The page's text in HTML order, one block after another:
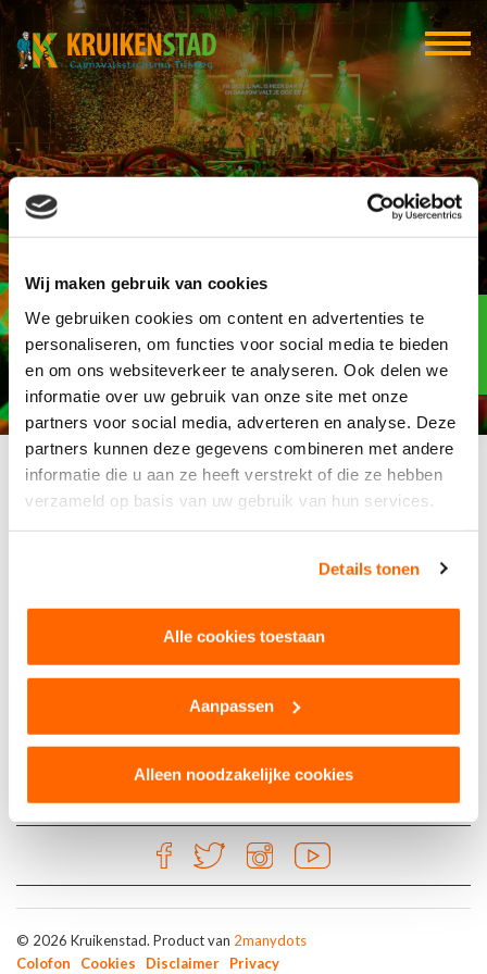
Wij maken gebruik van cookies
We gebruiken cookies om content en advertenties te
personaliseren, om functies voor social media te bieden
en om ons websiteverkeer te analyseren. Ook delen we
informatie over uw gebruik van onze site met onze
partners voor social media, adverteren en analyse. Deze
partners kunnen deze gegevens combineren met andere
informatie die u aan ze heeft verstrekt of die ze hebben
verzameld op basis van uw gebruik van hun services.
Details tonen
Alle cookies toestaan
Aanpassen
Alleen noodzakelijke cookies
Café Peanuts
Café Peanuts
5038 XZ Tilburg
Elf-elf
over
97
© 2026 Kruikenstad. Product van 2manydots
Colofon
Cookies Disclaimer Privacy